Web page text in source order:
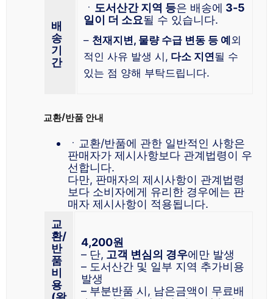
배
송
기
간
ㆍ 도서산간 지역 등은 배송에 3-5
일이 더 소요될 수 있습니다.
– 천재지변, 물량 수급 변동 등 예외
적인 사유 발생 시, 다소 지연될 수
있는 점 양해 부탁드립니다.
교환/반품 안내
ㆍ교환/반품에 관한 일반적인 사항은
판매자가 제시사항보다 관계법령이 우
선합니다.
다만, 판매자의 제시사항이 관계법령
보다 소비자에게 유리한 경우에는 판
매자 제시사항이 적용됩니다.
교
환/
반
품
비
용
4,200원
– 단, 고객 변심의 경우에만 발생
– 도서산간 및 일부 지역 추가비용
발생
– 부분반품 시, 남은금액이 무료배